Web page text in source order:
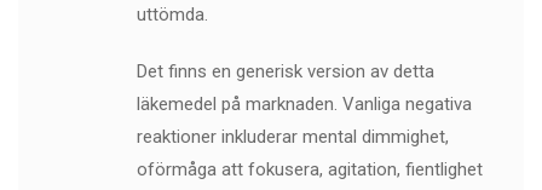
uttömda.
Det finns en generisk version av detta
läkemedel på marknaden. Vanliga negativa
reaktioner inkluderar mental dimmighet,
oförmåga att fokusera, agitation, fientlighet